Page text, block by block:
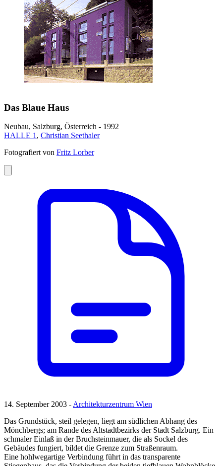
Das Blaue Haus
Neubau, Salzburg, Österreich - 1992
HALLE 1, Christian Seethaler
Fotografiert von Fritz Lorber
14. September 2003 -Architekturzentrum Wien
Das Grundstück, steil gelegen, liegt am südlichen Abhang des
Mönchbergs; am Rande des Altstadtbezirks der Stadt Salzburg. Ein
schmaler Einlaß in der Bruchsteinmauer, die als Sockel des
Gebäudes fungiert, bildet die Grenze zum Straßenraum.
Eine hohlwegartige Verbindung führt in das transparente